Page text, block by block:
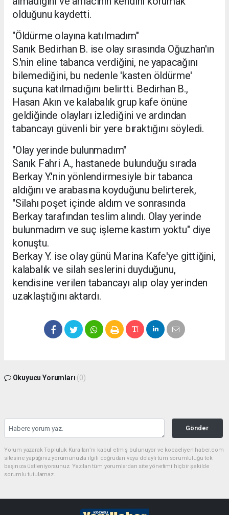
olduğunu kaydetti.
"Öldürme olayına katılmadım"
Sanık Bedirhan B. ise olay sırasında Oğuzhan'ın
S.'nin eline tabanca verdiğini, ne yapacağını
bilemediğini, bu nedenle 'kasten öldürme'
suçuna katılmadığını belirtti. Bedirhan B.,
Hasan Akın ve kalabalık grup kafe önüne
geldiğinde olayları izlediğini ve ardından
tabancayı güvenli bir yere bıraktığını söyledi.
"Olay yerinde bulunmadım"
Sanık Fahri A., hastanede bulunduğu sırada
Berkay Y.'nin yönlendirmesiyle bir tabanca
aldığını ve arabasına koyduğunu belirterek,
"Silahı poşet içinde aldım ve sonrasında
Berkay tarafından teslim alındı. Olay yerinde
bulunmadım ve suç işleme kastım yoktu" diye
konuştu.
Berkay Y. ise olay günü Marina Kafe'ye gittiğini,
kalabalık ve silah seslerini duyduğunu,
kendisine verilen tabancayı alıp olay yerinden
uzaklaştığını aktardı.
Okuyucu Yorumları (0)
Gönder
Yorum yazarak Topluluk Kuralları’nı kabul etmiş bulunuyor ve kocaeliyenihaber.com
sitesine yaptığınız yorumunuzla ilgili doğrudan veya dolaylı tüm sorumluluğu tek
başınıza üstleniyorsunuz. Yazılan tüm yorumlardan site yönetimi hiçbir şekilde
sorumlu tutulamaz.